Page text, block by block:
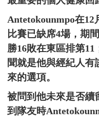
Antetokounmpo在
比賽已缺席4場，期
勝16敗在東區排第
聞就是他與經紀人
來的選項。
被問到他未來是否續
到隊友時